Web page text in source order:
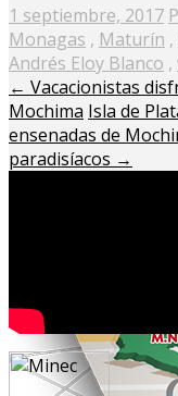
Posted
on
1 septiembre, 2017
Monagas , Maturín ,
Andrés Eloy Blanco ,
← Vacacionistas
Mochima Isla de
ensenadas de
paradisíacos →